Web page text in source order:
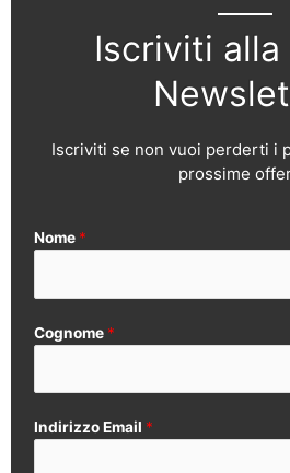
Iscriviti alla
Iscriviti se non vuoi perderti i
prossime
Nome *
Cognome *
Indirizzo Email *